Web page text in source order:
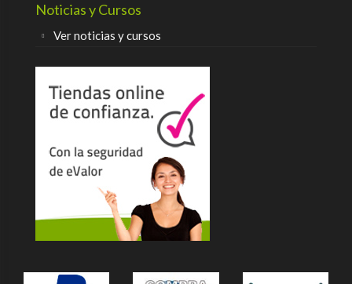
Noticias y Cursos
Ver noticias y cursos